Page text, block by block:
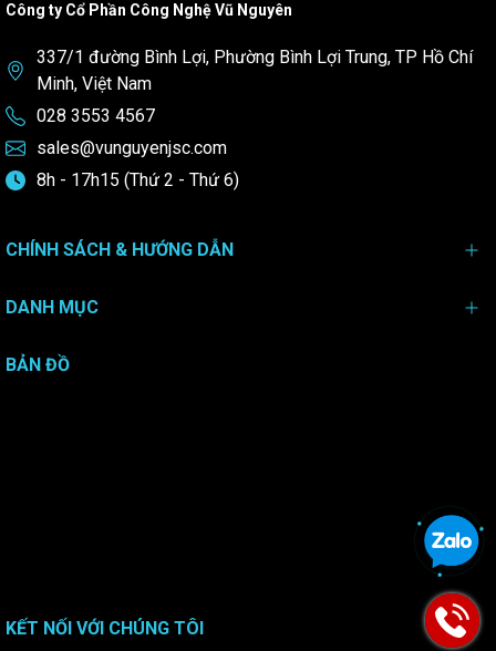
Công ty Cổ Phần Công Nghệ Vũ Nguyên
337/1 đường Bình Lợi, Phường Bình Lợi Trung, TP Hồ Chí
Minh, Việt Nam
028 3553 4567
sales@vunguyenjsc.com
8h - 17h15 (Thứ 2 - Thứ 6)
CHÍNH SÁCH & HƯỚNG DẪN
DANH MỤC
BẢN ĐỒ
KẾT NỐI VỚI CHÚNG TÔI